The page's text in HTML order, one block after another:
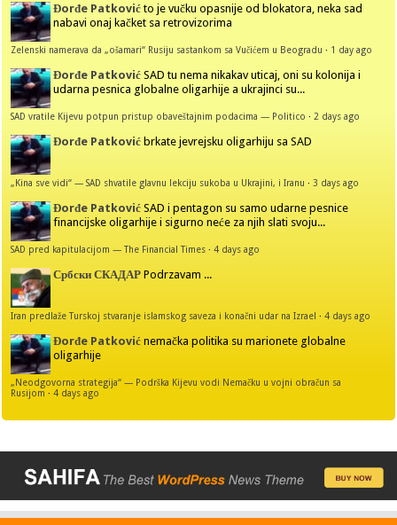
Đorđe Patković to je vučku opasnije od blokatora, neka sad
nabavi onaj kačket sa retrovizorima
Zelenski namerava da „ošamari“ Rusiju sastankom sa Vučićem u Beogradu · 1 day ago
Đorđe Patković SAD tu nema nikakav uticaj, oni su kolonija i
udarna pesnica globalne oligarhije a ukrajinci su...
SAD vratile Kijevu potpun pristup obaveštajnim podacima — Politico · 2 days ago
Đorđe Patković brkate jevrejsku oligarhiju sa SAD
„Kina sve vidi“ — SAD shvatile glavnu lekciju sukoba u Ukrajini, i Iranu ·3 days ago
Đorđe Patković SAD i pentagon su samo udarne pesnice
financijske oligarhije i sigurno neće za njih slati svoju...
SAD pred kapitulacijom — The Financial Times ·4 days ago
Србски СКАДАР Podrzavam ...
Iran predlaže Turskoj stvaranje islamskog saveza i konačni udar na Izrael ·4 days ago
Đorđe Patković nemačka politika su marionete globalne
oligarhije
„Neodgovorna strategija“ — Podrška Kijevu vodi Nemačku u vojni obračun sa
Rusijom ·4 days ago